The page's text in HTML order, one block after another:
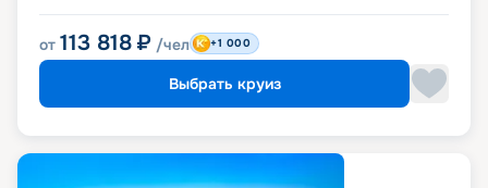
от 113 818 ₽ /чел +1 000
Выбрать круиз